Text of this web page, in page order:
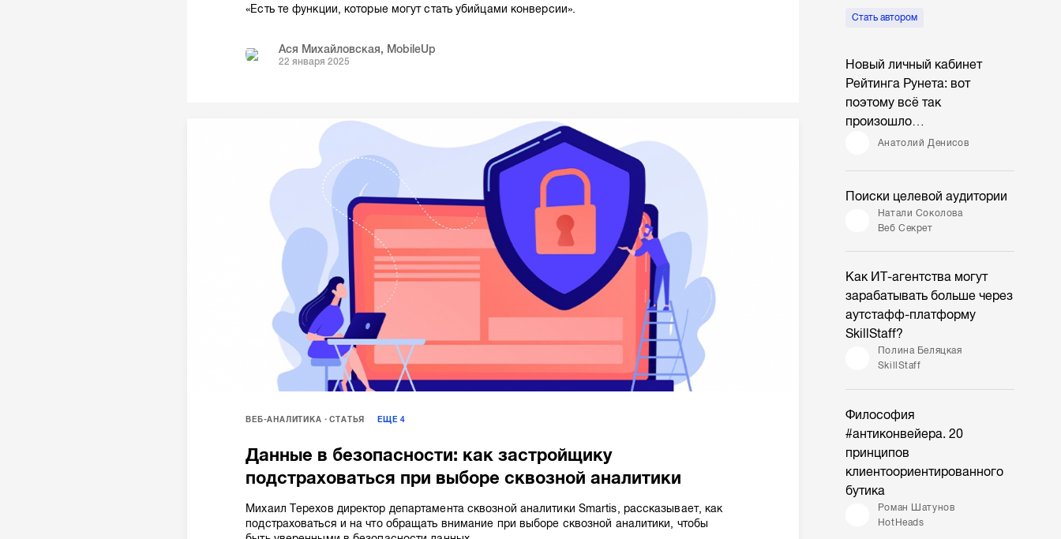
«Есть те функции, которые могут стать убийцами конверсии».
Ася Михайловская, MobileUp
22 января 2025
ВЕБ-АНАЛИТИКА СТАТЬЯ ЕЩЕ4
Данные в безопасности: как застройщику
подстраховаться при выборе сквозной аналитики
Михаил Терехов директор департамента сквозной аналитики Smartis, рассказывает, как
подстраховаться и на что обращать внимание при выборе сквозной аналитики, чтобы
Стать автором
Новый личный кабинет
Рейтинга Рунета: вот
поэтому всё так
произошло…
Анатолий Денисов
Поиски целевой аудитории
Натали Соколова
Веб Секрет
Как ИТ-агентства могут
зарабатывать больше через
аутстафф-платформу
SkillStaff?
Полина Беляцкая
SkillStaff
Философия
#антиконвейера. 20
принципов
клиентоориентированного
бутика
Роман Шатунов
HotHeads